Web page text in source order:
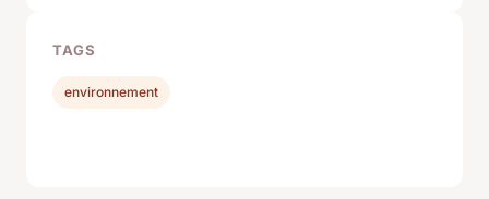
TAGS
environnement